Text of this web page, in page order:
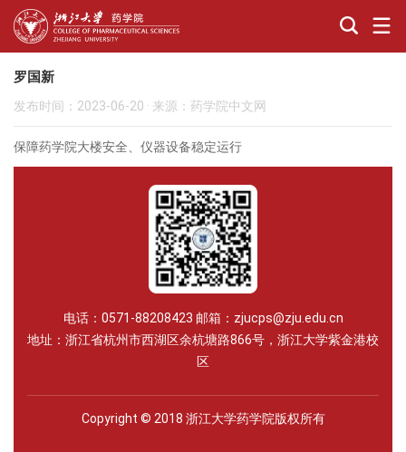
罗国新
发布时间：2023-06-20 · 来源：药学院中文网
保障药学院大楼安全、仪器设备稳定运行
电话：0571-88208423 邮箱：zjucps@zju.edu.cn
地址：浙江省杭州市西湖区余杭塘路866号，浙江大学紫金港校
区
Copyright © 2018 浙江大学药学院版权所有